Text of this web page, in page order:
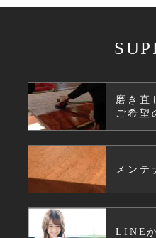
磨き直
ご希望
メンテ
LINE